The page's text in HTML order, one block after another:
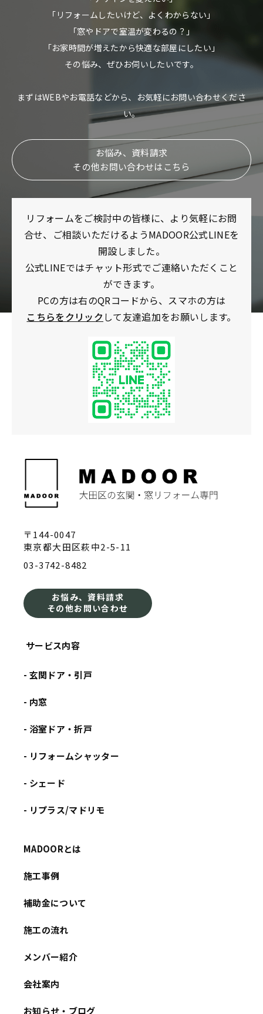
「リフォームしたいけど、よくわからない」
「窓やドアで室温が変わるの？」
「お家時間が増えたから快適な部屋にしたい」
その悩み、ぜひお伺いしたいです。
まずはWEBやお電話などから、お気軽にお問い合わせくださ
い。
お悩み、資料請求
その他お問い合わせはこちら
リフォームをご検討中の皆様に、より気軽にお問
合せ、ご相談いただけるようMADOOR公式LINEを
開設しました。
公式LINEではチャット形式でご連絡いただくこと
ができます。
PCの方は右のQRコードから、スマホの方は
こちらをクリック して友達追加をお願いします。
〒144-0047
東京都大田区萩中2-5-11
03-3742-8482
お悩み、資料請求
その他お問い合わせ
サービス内容
- 玄関ドア・引戸
- 内窓
- 浴室ドア・折戸
- リフォームシャッター
- シェード
- リプラス/マドリモ
MADOORとは
施工事例
補助金について
施工の流れ
メンバー紹介
会社案内
お知らせ・ブログ